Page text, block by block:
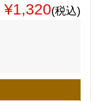
¥1,320(税込)